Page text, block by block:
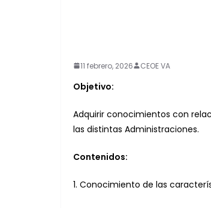
11 febrero, 2026 CEOE VA
Objetivo:
Adquirir conocimientos con
las distintas Administraciones.
Contenidos:
1. Conocimiento de las